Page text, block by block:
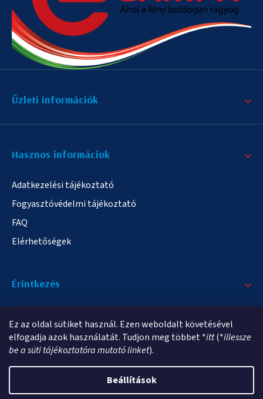
Ez az oldal sütiket használ. Ezen weboldalt követésével
elfogadja azok használatát. Tudjon meg többet *itt(*illessze
be a süti tájékoztatóra mutató linket).
Beállítások
Üzleti információk
Hasznos informáciok
Adatkezelési tájékoztató
Fogyasztóvédelmi tájékoztató
FAQ
Elérhetőségek
Érintkezés
info@elampa.hu
elampa.hu. Minden jog fenntartva.